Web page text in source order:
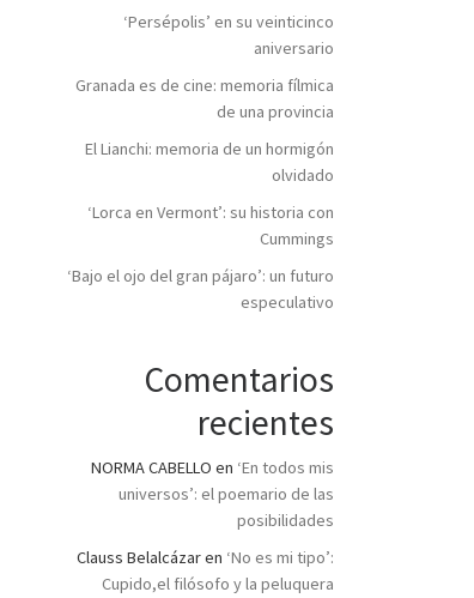
‘Persépolis’ en su veinticinco
aniversario
Granada es de cine: memoria fílmica
de una provincia
El Lianchi: memoria de un hormigón
olvidado
‘Lorca en Vermont’: su historia con
Cummings
‘Bajo el ojo del gran pájaro’: un futuro
especulativo
Comentarios
recientes
NORMA CABELLO en ‘En todos mis
universos’: el poemario de las
posibilidades
Clauss Belalcázaren ‘No es mi tipo’:
Cupido,el filósofo y la peluquera